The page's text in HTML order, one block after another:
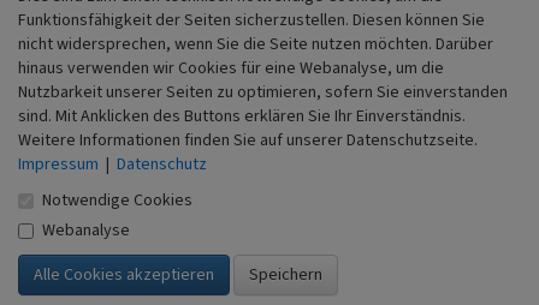
Seite 275, Eintrag 1705).
Matthias C.S. Dreyer (Club Sellemols, Historienfreunde
Maikammer-Alsterweiler), 2024
Zurück zur vorherigen Grabstätte:
Literatur
Funktionsfähigkeit der Seiten sicherzustellen. Diesen können Sie
nicht widersprechen, wenn Sie die Seite nutzen möchten. Darüber
hinaus verwenden wir Cookies für eine Webanalyse, um die
Nutzbarkeit unserer Seiten zu optimieren, sofern Sie einverstanden
sind. Mit Anklicken des Buttons erklären Sie Ihr Einverständnis.
Weitere Informationen finden Sie auf unserer Datenschutzseite.
Impressum | Datenschutz
Notwendige Cookies
Webanalyse